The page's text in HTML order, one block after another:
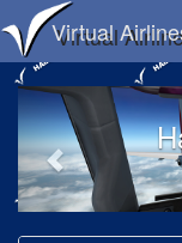
Virtual